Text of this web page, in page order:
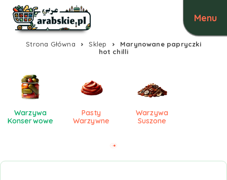
Strona Główna Sklep
Marynowane papryczki
hot chilli
Warzywa
Konserwowe
Pasty
Warzywne
Warzywa
Suszone